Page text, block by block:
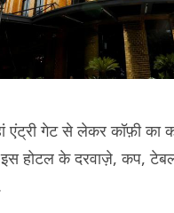
एंट्री गेट से लेकर कॉफ़ी का
इस होटल के दरवाज़े, कप,